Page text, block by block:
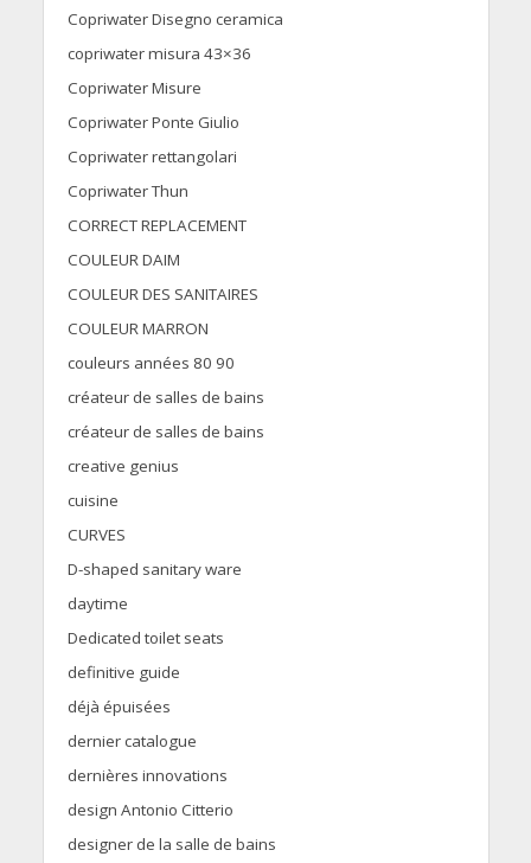
Copriwater Disegno ceramica
copriwater misura 43×36
Copriwater Misure
Copriwater Ponte Giulio
Copriwater rettangolari
Copriwater Thun
CORRECT REPLACEMENT
COULEUR DAIM
COULEUR DES SANITAIRES
COULEUR MARRON
couleurs années 80 90
créateur de salles de bains
créateur de salles de bains
creative genius
cuisine
CURVES
D-shaped sanitary ware
daytime
Dedicated toilet seats
definitive guide
déjà épuisées
dernier catalogue
dernières innovations
design Antonio Citterio
designer de la salle de bains